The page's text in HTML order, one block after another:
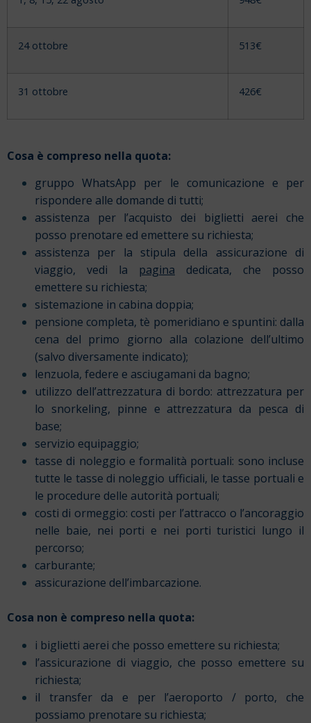
24 ottobre 513€
31 ottobre 426€
Cosa è compreso nella quota:
gruppo WhatsApp per le comunicazione e per
rispondere alle domande di tutti;
assistenza per l’acquisto dei biglietti aerei che
posso prenotare ed emettere su richiesta;
assistenza per la stipula della assicurazione di
viaggio, vedi la pagina dedicata, che posso
emettere su richiesta;
sistemazione in cabina doppia;
pensione completa, tè pomeridiano e spuntini: dalla
cena del primo giorno alla colazione dell’ultimo
(salvo diversamente indicato);
lenzuola, federe e asciugamani da bagno;
utilizzo dell’attrezzatura di bordo: attrezzatura per
lo snorkeling, pinne e attrezzatura da pesca di
base;
servizio equipaggio;
tasse di noleggio e formalità portuali: sono incluse
tutte le tasse di noleggio ufficiali, le tasse portuali e
le procedure delle autorità portuali;
costi di ormeggio: costi per l’attracco o l’ancoraggio
nelle baie, nei porti e nei porti turistici lungo il
percorso;
carburante;
assicurazione dell’imbarcazione.
Cosa non è compreso nella quota:
i biglietti aerei che posso emettere su richiesta;
l’assicurazione di viaggio, che posso emettere su
richiesta;
il transfer da e per l’aeroporto / porto, che
possiamo prenotare su richiesta;